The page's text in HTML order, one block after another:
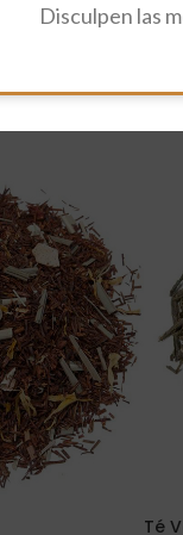
Disculpen las
Té